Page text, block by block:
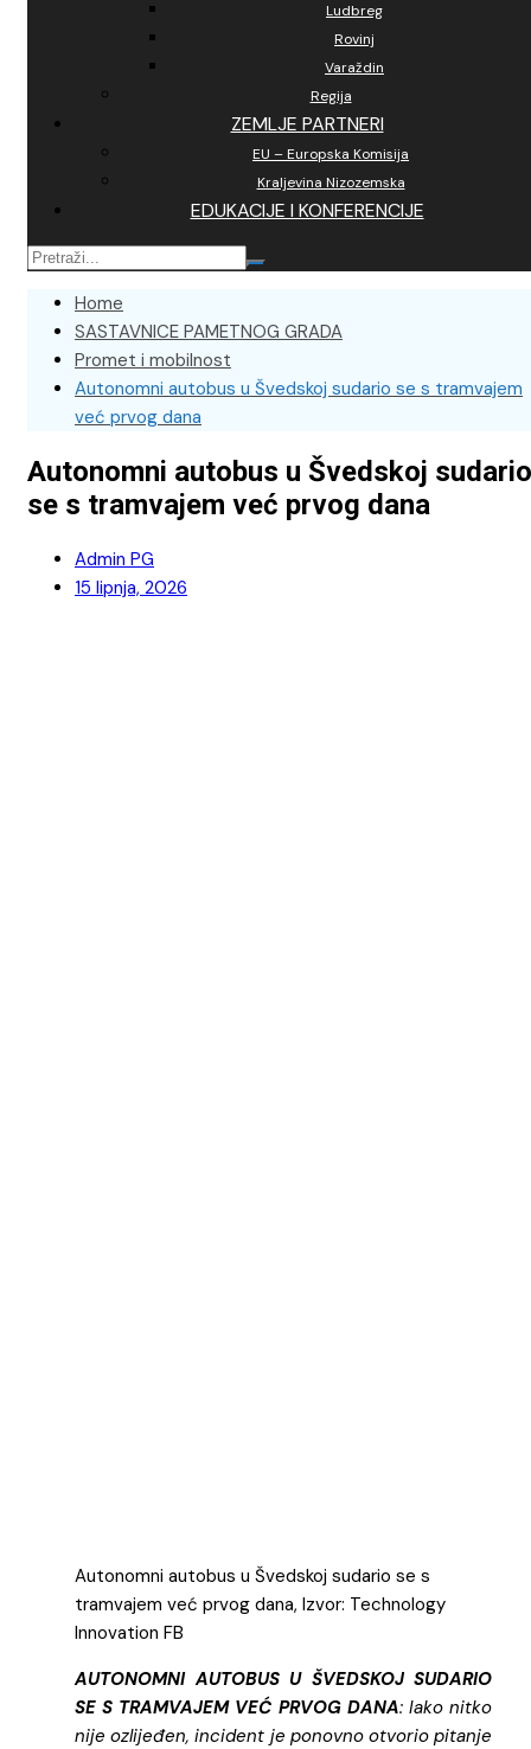
Ludbreg
Rovinj
Varaždin
Regija
ZEMLJE PARTNERI
EU – Europska Komisija
Kraljevina Nizozemska
EDUKACIJE I KONFERENCIJE
Home
SASTAVNICE PAMETNOG GRADA
Promet i mobilnost
Autonomni autobus u Švedskoj sudario se s tramvajem
već prvog dana
Autonomni autobus u Švedskoj sudario
se s tramvajem već prvog dana
Admin PG
15 lipnja, 2026
Autonomni autobus u Švedskoj sudario se s
tramvajem već prvog dana, Izvor: Technology
Innovation FB
AUTONOMNI AUTOBUS U ŠVEDSKOJ SUDARIO
SE S TRAMVAJEM VEĆ PRVOG DANA: Iako nitko
nije ozlijeđen, incident je ponovno otvorio pitanje